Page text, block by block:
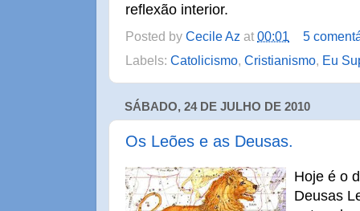
reflexão interior.
Posted by Cecile Az at 00:01
5
Labels: Catolicismo, Cristianismo, Eu
SÁBADO, 24 DE JULHO DE 2010
Os Leões e as Deusas.
Hoje é o
Deusas